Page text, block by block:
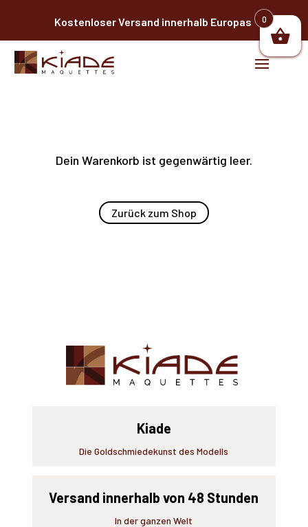
Kostenloser Versand innerhalb Europas
Dein Warenkorb ist gegenwärtig leer.
Zurück zum Shop
Kiade
Die Goldschmiedekunst des Modells
Versand innerhalb von 48 Stunden
In der ganzen Welt
0